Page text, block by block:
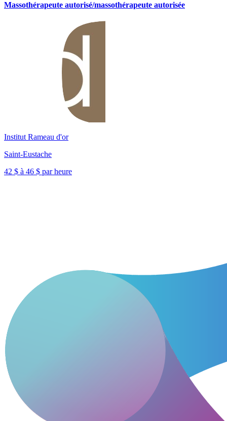
Massothérapeute autorisé/massothérapeute autorisée
Institut Rameau d'or
Saint-Eustache
42 $ à 46 $ par heure